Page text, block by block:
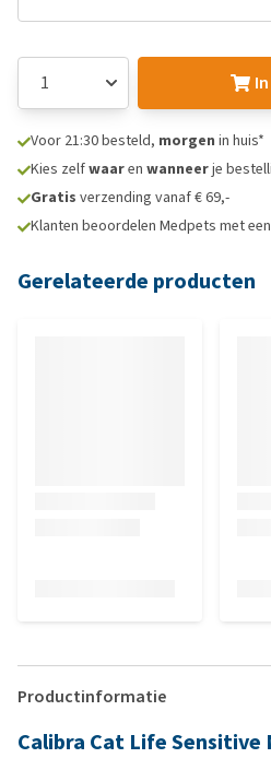
Voor 21:30 besteld, morgen in huis*
Kies zelfwaaren wanneerje
Gratis verzending vanaf € 69,-
Klanten beoordelen Medpets met een
Gerelateerde producten
Productinformatie
Calibra Cat Life